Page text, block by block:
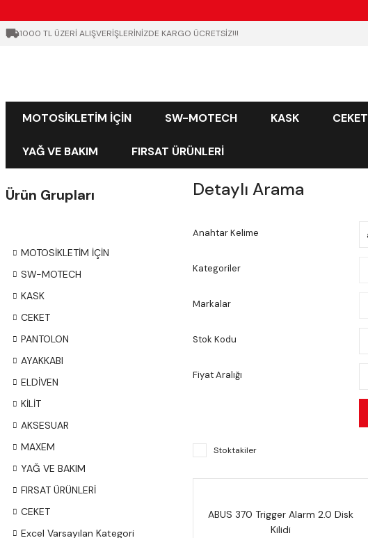
1000 TL ÜZERİ ALIŞVERİŞLERİNİZDE KARGO ÜCRETSİZ!!!
MOTOSİKLETİM İÇİN SW-MOTECH KASK CEKET
YAĞ VE BAKIM FIRSAT ÜRÜNLERİ
Ürün Grupları
MOTOSİKLETİM İÇİN
SW-MOTECH
KASK
CEKET
PANTOLON
AYAKKABI
ELDİVEN
KİLİT
AKSESUAR
MAXEM
YAĞ VE BAKIM
FIRSAT ÜRÜNLERİ
CEKET
Excel Varsayılan Kategori
Detaylı Arama
Anahtar Kelime
Kategoriler
Markalar
Stok Kodu
Fiyat Aralığı
Stoktakiler
ABUS 370 Trigger Alarm 2.0 Disk
Kilidi